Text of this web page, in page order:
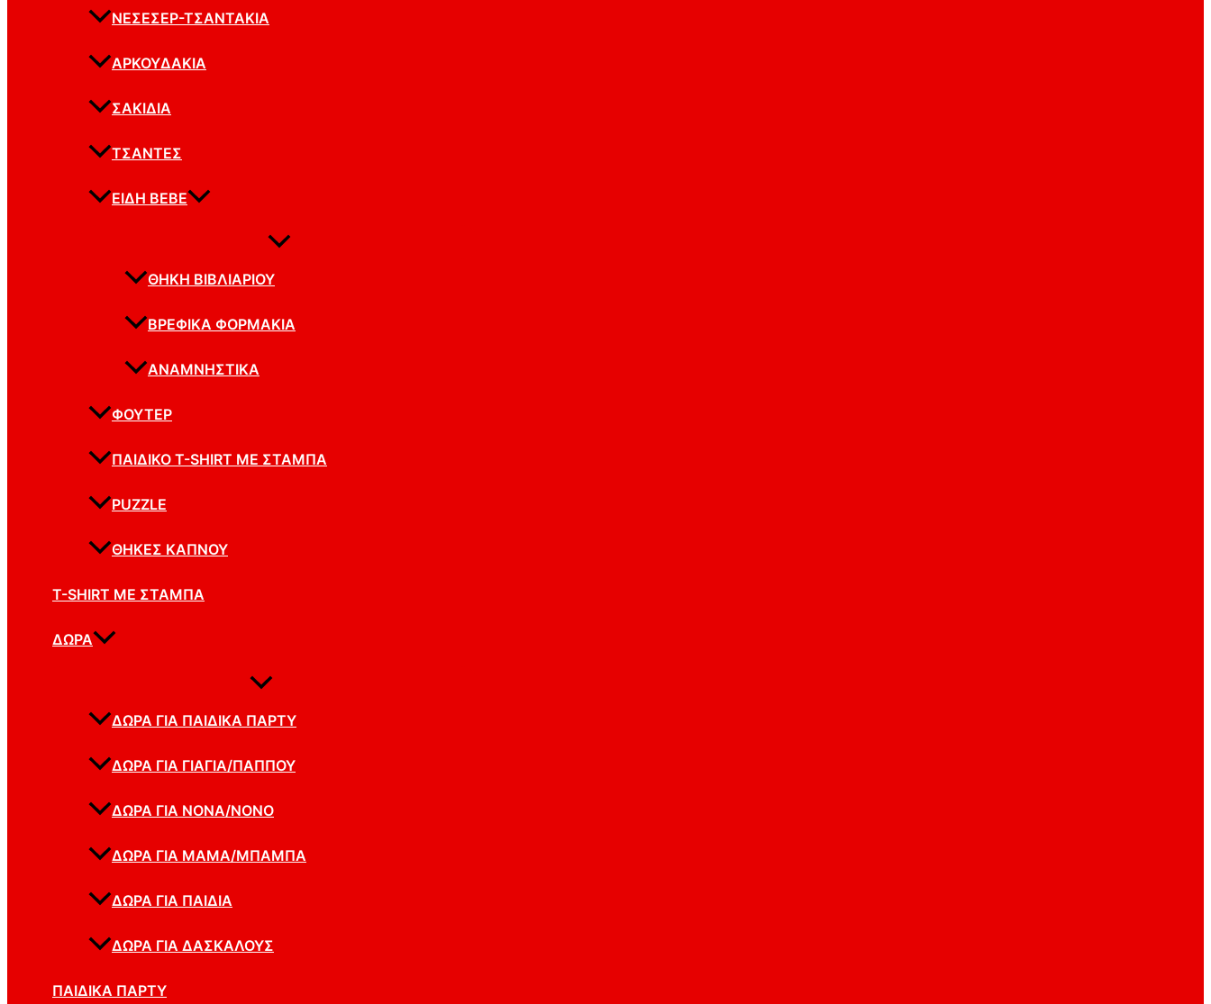
ΝΕΣΕΣΈΡ-ΤΣΑΝΤΆΚΙΑ
ΑΡΚΟΥΔΆΚΙΑ
ΣΑΚΊΔΙΑ
ΤΣΆΝΤΕΣ
ΕΊΔΗ BEBE
ΘΉΚΗ ΒΙΒΛΙΑΡΊΟΥ
ΒΡΕΦΙΚΆ ΦΟΡΜΆΚΙΑ
ΑΝΑΜΝΗΣΤΙΚΆ
ΦΟΥΤΕΡ
ΠΑΙΔΙΚΌ T-SHIRT ΜΕ ΣΤΆΜΠΑ
PUZZLE
ΘΉΚΕΣ ΚΑΠΝΟΎ
T-SHIRT ΜΕ ΣΤΆΜΠΑ
ΔΏΡΑ
ΔΏΡΑ ΓΙΑ ΠΑΙΔΙΚΆ ΠΆΡΤΥ
ΔΏΡΑ ΓΙΑ ΓΙΑΓΙΆ/ΠΑΠΠΟΎ
ΔΏΡΑ ΓΙΑ ΝΟΝΆ/ΝΟΝΌ
ΔΏΡΑ ΓΙΑ ΜΑΜΆ/ΜΠΑΜΠΆ
ΔΏΡΑ ΓΙΑ ΠΑΙΔΙΆ
ΔΏΡΑ ΓΙΑ ΔΑΣΚΆΛΟΥΣ
ΠΑΙΔΙΚΆ ΠΆΡΤΥ